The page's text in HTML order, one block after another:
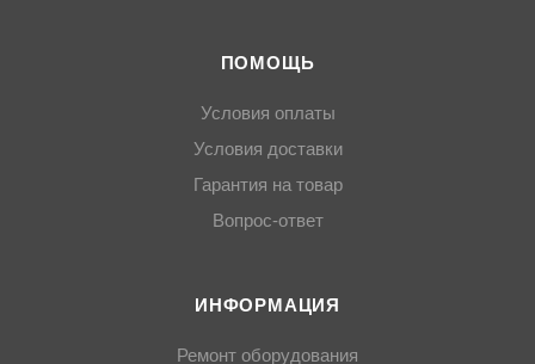
ПОМОЩЬ
Условия оплаты
Условия доставки
Гарантия на товар
Вопрос-ответ
ИНФОРМАЦИЯ
Ремонт оборудования